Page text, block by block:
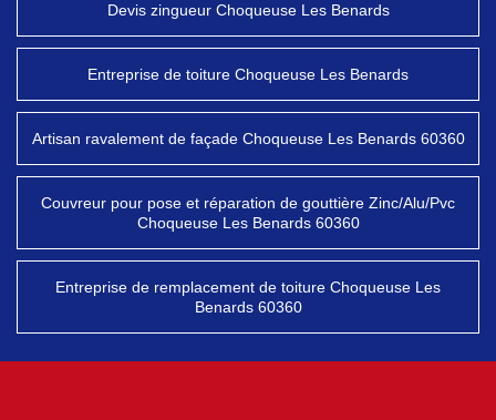
Devis zingueur Choqueuse Les Benards
Entreprise de toiture Choqueuse Les Benards
Artisan ravalement de façade Choqueuse Les Benards 60360
Couvreur pour pose et réparation de gouttière Zinc/Alu/Pvc
Choqueuse Les Benards 60360
Entreprise de remplacement de toiture Choqueuse Les
Benards 60360